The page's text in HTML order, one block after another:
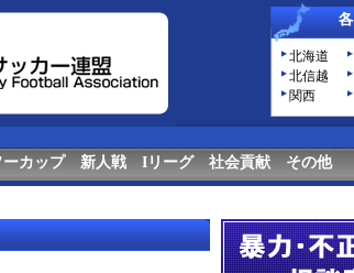
北海道
北信越
関西
カップ 新人戦 Iリーグ 社会貢献 その他